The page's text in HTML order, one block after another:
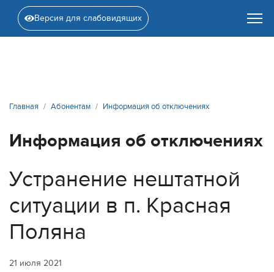
Версия для слабовидящих
Главная Абонентам Информация об отключениях
Информация об отключениях
Устранение нештатной
ситуации в п. Красная
Поляна
21 июля 2021